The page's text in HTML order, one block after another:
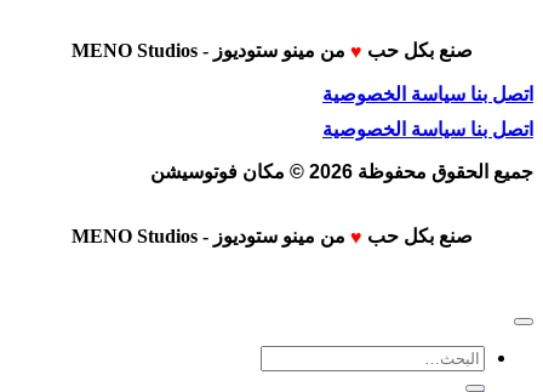
صنع بكل حب ♥ من مينو ستوديوز - MENO Studios
اتصل بنا سياسة الخصوصية
اتصل بنا سياسة الخصوصية
جميع الحقوق محفوظة 2026 © مكان فوتوسيشن
صنع بكل حب ♥ من مينو ستوديوز - MENO Studios
البحث